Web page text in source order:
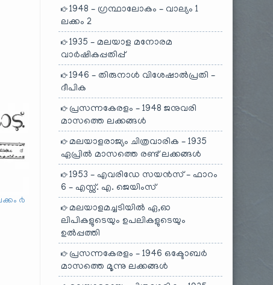
൪
1948 – ഗ്രന്ഥാലോകം – വാല്യം 1
ലക്കം 2
1935 – മലയാള മനോരമ
വാർഷികപ്പതിപ്പ്
1946 – തിരുനാൾ വിശേഷാൽപ്രതി –
ദീപിക
പ്രസന്നകേരളം – 1948 ജനുവരി
മാസത്തെ ലക്കങ്ങൾ
മലയാളരാജ്യം ചിത്രവാരിക – 1935
ഏപ്രിൽ മാസത്തെ രണ്ട് ലക്കങ്ങൾ
1953 – എവരിഡേ സയൻസ് – ഫാറം
6 – എസ്സ്. എ. ജെയിംസ്
മലയാളമച്ചടിയിൽ ഏ,ഓ
ലിപികളുടെയും ഉപലികളുടെയും
ഉൽപ്പത്തി
പ്രസന്നകേരളം – 1946 ഒക്ടോബർ
മാസത്തെ മൂന്നു ലക്കങ്ങൾ